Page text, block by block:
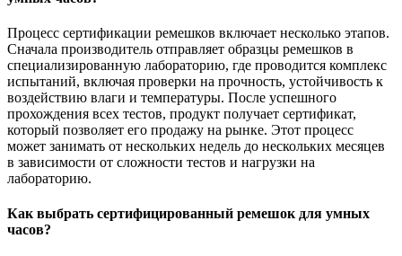
Процесс сертификации ремешков включает несколько этапов.
Сначала производитель отправляет образцы ремешков в
специализированную лабораторию, где проводится комплекс
испытаний, включая проверки на прочность, устойчивость к
воздействию влаги и температуры. После успешного
прохождения всех тестов, продукт получает сертификат,
который позволяет его продажу на рынке. Этот процесс
может занимать от нескольких недель до нескольких месяцев
в зависимости от сложности тестов и нагрузки на
лабораторию.
Как выбрать сертифицированный ремешок для умных
часов?